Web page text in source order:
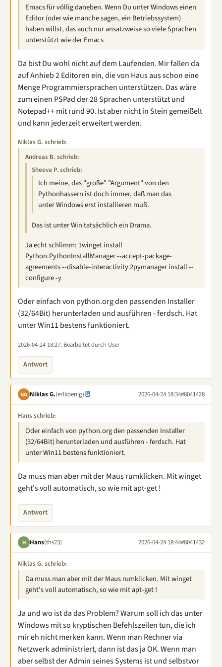
Emacs für völlig daneben. Wenn Du unter Windows einen
Editor (oder wie manche sagen, ein Betriebssystem)
haben willst, das auch nur ansatzweise so viele Sprachen
unterstützt wie der Emacs
Da bist Du wohl nicht auf dem Laufenden. Mir fallen da
auf Anhieb 2 Editoren ein, die von Haus aus schon eine
Menge Programmiersprachen unterstützen. Das wäre
zum einen PSPad der 28 Sprachen unterstützt und
Notepad++ mit rund 90. Ist aber nicht in Stein gemeißelt
und kann jederzeit erweitert werden.
Niklas G. schrieb:
Andreas B. schrieb:
Sheeva P. schrieb:
Ich meine, das "große" "Argument" von den
Pythonhassern ist doch immer, daß man das
unter Windows erst installieren muß.
Das ist unter Win tatsächlich ein Drama.
Ja echt schlimm: 1winget install
Python.PythonInstallManager --accept-package-
agreements --disable-interactivity 2pymanager install --
configure -y
Oder einfach von python.org den passenden Installer
(32/64Bit) herunterladen und ausführen - ferdsch. Hat
unter Win11 bestens funktioniert.
2026-04-24 18:27: Bearbeitet durch User
Antwort
NG Niklas G.(erlkoenig) 2026-04-24 18:34#8041428
Hans schrieb:
Oder einfach von python.org den passenden Installer
(32/64Bit) herunterladen und ausführen - ferdsch. Hat
unter Win11 bestens funktioniert.
Da muss man aber mit der Maus rumklicken. Mit winget
geht's voll automatisch, so wie mit apt-get !
Antwort
H Hans(ths23) 2026-04-24 18:44#8041432
Niklas G. schrieb:
Da muss man aber mit der Maus rumklicken. Mit winget
geht's voll automatisch, so wie mit apt-get !
Ja und wo ist da das Problem? Warum soll ich das unter
Windows mit so kryptischen Befehlszeilen tun, die ich
mir eh nicht merken kann. Wenn man Rechner via
Netzwerk administriert, dann ist das ja OK. Wenn man
aber selbst der Admin seines Systems ist und selbstvor